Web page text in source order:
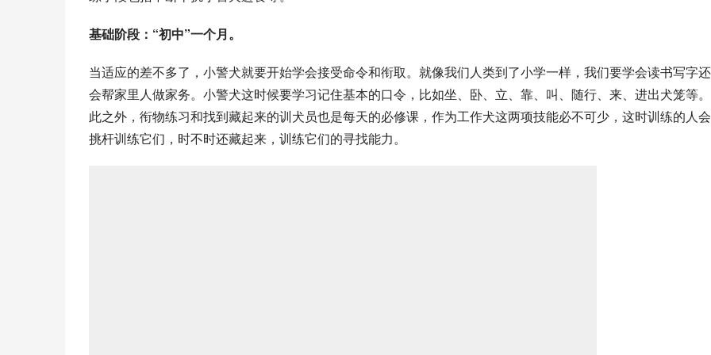
基础阶段：“初中”一个月。
当适应的差不多了，小警犬就要开始学会接受命令和衔取。就像我们人类到了小学一样，我们要学会读书写字
会帮家里人做家务。小警犬这时候要学习记住基本的口令，比如坐、卧、立、靠、叫、随行、来、进出犬笼等
此之外，衔物练习和找到藏起来的训犬员也是每天的必修课，作为工作犬这两项技能必不可少，这时训练的人
挑杆训练它们，时不时还藏起来，训练它们的寻找能力。